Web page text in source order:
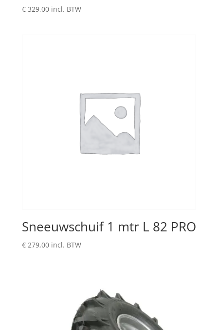
€329,00 incl. BTW
Sneeuwschuif 1 mtr L 82 PRO
€279,00 incl. BTW